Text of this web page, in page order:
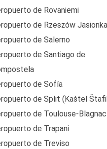
de Rovaniemi
de Rzeszów Jasionka
de Salerno
de Santiago de
de Sofía
de Split (Kaštel
de Toulouse-Blagnac
de Trapani
de Treviso